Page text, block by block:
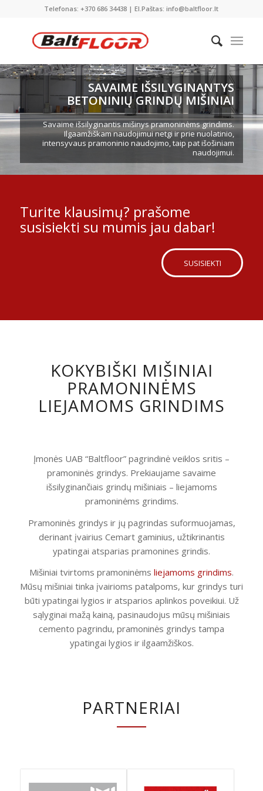
Telefonas: +370 686 34438 | El.Paštas: info@baltfloor.lt
SAVAIME IŠSILYGINANTYS
BETONINIŲ GRINDŲ MIŠINIAI
Savaime išsilyginantis mišinys pramoninėms grindims.
Ilgaamžiškam naudojimui netgi ir prie nuolatinio,
intensyvaus pramoninio naudojimo, taip pat išošiniam
naudojimui.
Turite klausimų? prašome
susisiekti su mumis jau dabar!
SUSISIEKTI
KOKYBIŠKI MIŠINIAI
PRAMONINĖMS
LIEJAMOMS GRINDIMS
Įmonės UAB “Baltfloor” pagrindinė veiklos sritis –
pramoninės grindys. Prekiaujame savaime
išsilyginančiais grindų mišiniais – liejamoms
pramoninėms grindims.
Pramoninės grindys ir jų pagrindas suformuojamas,
derinant įvairius Cemart gaminius, užtikrinantis
ypatingai atsparias pramonines grindis.
Mišiniai tvirtoms pramoninėms liejamoms grindims.
Mūsų mišiniai tinka įvairioms patalpoms, kur grindys turi
būti ypatingai lygios ir atsparios aplinkos poveikiui. Už
sąlyginai mažą kainą, pasinaudojus mūsų mišiniais
cemento pagrindu, pramoninės grindys tampa
ypatingai lygios ir ilgaamžiškos.
PARTNERIAI